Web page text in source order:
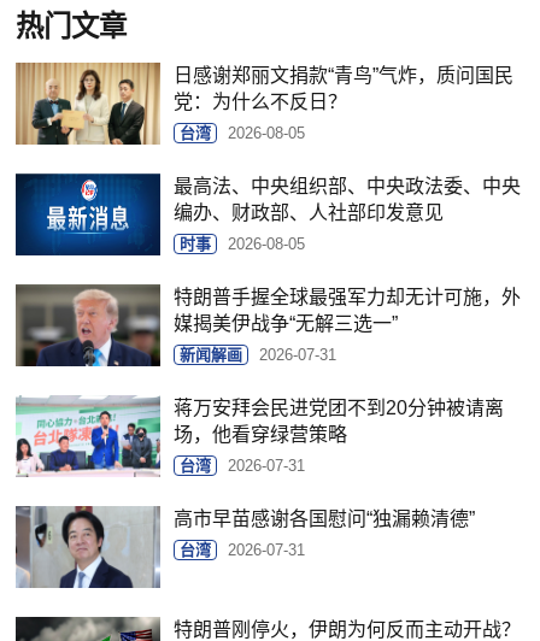
热门文章
日感谢郑丽文捐款“青鸟”气炸，质问国民
党：为什么不反日？
台湾 2026-08-05
最高法、中央组织部、中央政法委、中央
编办、财政部、人社部印发意见
时事 2026-08-05
特朗普手握全球最强军力却无计可施，外
媒揭美伊战争“无解三选一”
新闻解画 2026-07-31
蒋万安拜会民进党团不到20分钟被请离
场，他看穿绿营策略
台湾 2026-07-31
高市早苗感谢各国慰问“独漏赖清德”
台湾 2026-07-31
特朗普刚停火，伊朗为何反而主动开战？